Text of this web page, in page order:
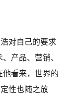
对自己的要求
产品、营销、
他看来，世界的
性也随之放